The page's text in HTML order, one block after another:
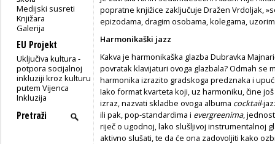
Medijski susreti
Knjižara
Galerija
EU Projekt
Uključiva kultura -
potpora socijalnoj
inkluziji kroz kulturu
putem Vijenca
Inkluzija
popratne knjižice zaključuje Dražen Vrdoljak,
epizodama, dragim osobama, kolegama,
Harmonikaški jazz
Kakva je harmonikaška glazba Dubravka
povratak klavijaturi ovoga glazbala? Odmah se
harmonika izrazito gradskoga predznaka i
Iako format kvarteta koji, uz harmoniku, čine
izraz, nazvati skladbe ovoga albuma cocktail-
ili pak, pop-standardima i evergreenima,
riječ o ugodnoj, lako slušljivoj instrumentalnoj
aktivno slušati, te da će ona zadovoljiti kako